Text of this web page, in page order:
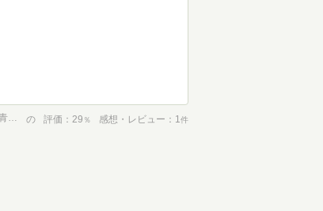
黒魔女さんが通る！！ ＰＡＲＴ３ ライバルあらわる！？の巻 (講談社青い鳥文庫) の 評価 29 ％ 感想・レビュー 1件